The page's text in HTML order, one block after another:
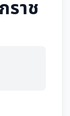
ราช